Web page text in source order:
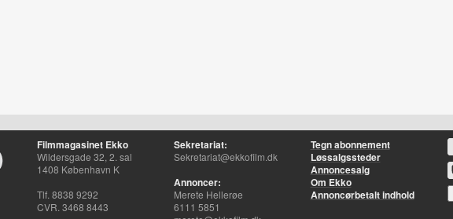
Filmmagasinet Ekko
Wildersgade 32, 2. sal
1408 København K
Tlf. 8838 9292
CVR. 3468 8443
Sekretariat:
Sekretariat@ekkofilm.dk
Annoncer:
Merete Hellerøe
6111 5851
Tegn abonnement
Løssalgssteder
Annoncesalg
Om Ekko
Annoncørbetalt indhold